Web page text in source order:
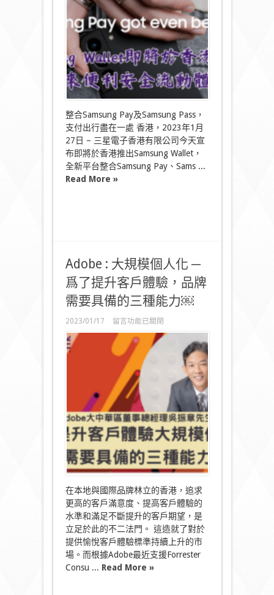
香
港
推
出
來
利
安
全
動
體
驗〉
中
整合Samsung Pay及Samsung Pass，
支付出行盡在一處 香港，2023年1月
27日 – 三星電子香港有限公司今天宣
布即將於香港推出Samsung Wallet，
全新平台整合Samsung Pay、Sams ...
Read More »
Adobe : 大規模個人化 ─
爲了提升客戶體驗，品牌
需要具備的三種能力￼
2023/01/17
在
〈Adobe :
大
規
人
化
─
爲
了
提
客
戶
體
驗，
品
牌
需
要
具
備
的
三
留言功能已關閉
在本地與國際品牌林立的香港，追求
更高的客戶滿意度、提高客戶體驗的
水準和滿足不斷提升的客戶期望，是
立足於此的不二法門。 這造就了對於
提供愉悅客戶體驗標準持續上升的市
場。而根據Adobe最近支援Forrester
Consu ... Read More »